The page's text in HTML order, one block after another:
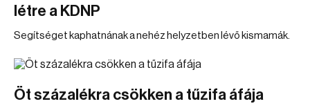
létre a KDNP
Segítséget kaphatnának a nehéz helyzetben lévő kismamák.
Öt százalékra csökken a tűzifa áfája